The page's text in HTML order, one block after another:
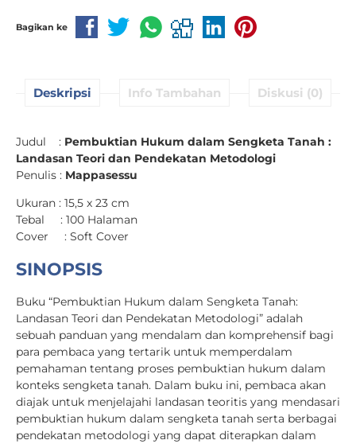
Bagikan ke
Deskripsi Info Tambahan Diskusi (0)
Judul : Pembuktian Hukum dalam Sengketa Tanah :
Landasan Teori dan Pendekatan Metodologi
Penulis : Mappasessu
Ukuran : 15,5 x 23 cm
Tebal : 100 Halaman
Cover : Soft Cover
SINOPSIS
Buku “Pembuktian Hukum dalam Sengketa Tanah:
Landasan Teori dan Pendekatan Metodologi” adalah
sebuah panduan yang mendalam dan komprehensif bagi
para pembaca yang tertarik untuk memperdalam
pemahaman tentang proses pembuktian hukum dalam
konteks sengketa tanah. Dalam buku ini, pembaca akan
diajak untuk menjelajahi landasan teoritis yang mendasari
pembuktian hukum dalam sengketa tanah serta berbagai
pendekatan metodologi yang dapat diterapkan dalam